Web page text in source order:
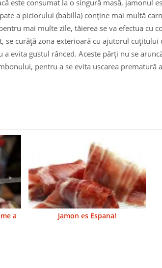
este consumat la o singură masă, jamonul
a piciorului (babilla) conţine mai multă
mai multe zile, tăierea se va efectua cu
se curăţă zona exterioară cu ajutorul
a evita gustul rânced. Aceste părţi nu se
pentru a se evita uscarea prematură
a
Jamon es Espana!